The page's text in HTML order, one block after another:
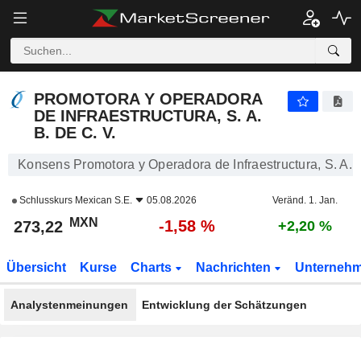
PROMOTORA Y OPERADORA
DE INFRAESTRUCTURA, S. A.
B. DE C. V.
Konsens Promotora y Operadora de Infraestructura, S. A.
Schlusskurs Mexican S.E. 05.08.2026 Veränd. 1. Jan.
273,22 MXN -1,58 % +2,20 %
Übersicht Kurse Charts Nachrichten
Analystenmeinungen Entwicklung der Schätzungen